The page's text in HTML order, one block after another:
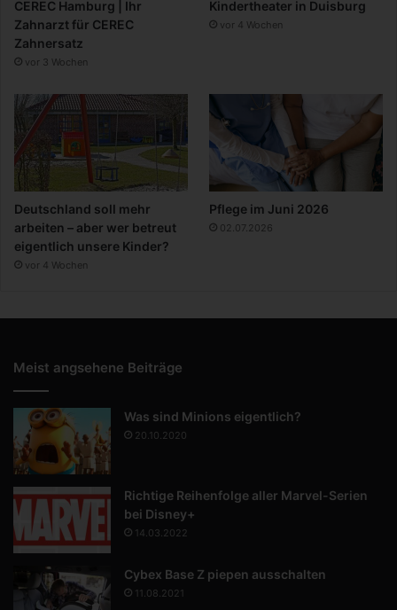
CEREC Hamburg | Ihr
Zahnarzt für CEREC
Zahnersatz
vor 3 Wochen
Kindertheater in Duisburg
vor 4 Wochen
Deutschland soll mehr
arbeiten – aber wer betreut
eigentlich unsere Kinder?
vor 4 Wochen
Pflege im Juni 2026
02.07.2026
Meist angsehene Beiträge
Was sind Minions eigentlich?
20.10.2020
Richtige Reihenfolge aller Marvel-Serien
bei Disney+
14.03.2022
Cybex Base Z piepen ausschalten
11.08.2021